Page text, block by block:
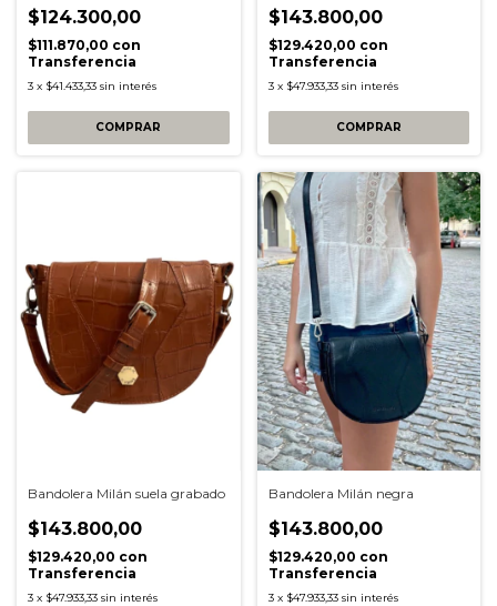
$124.300,00
$111.870,00 con
Transferencia
3 x $41.433,33 sin interés
$143.800,00
$129.420,00 con
Transferencia
3 x $47.933,33 sin interés
Bandolera Milán suela grabado
$143.800,00
$129.420,00 con
Transferencia
3 x $47.933,33 sin interés
Bandolera Milán negra
$143.800,00
$129.420,00 con
Transferencia
3 x $47.933,33 sin interés